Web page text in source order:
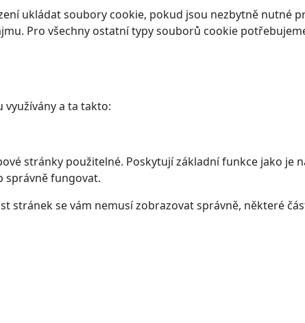
ukládat soubory cookie, pokud jsou nezbytně nutné
Pro všechny ostatní typy souborů cookie
využívány a ta takto:
stránky použitelné. Poskytují základní funkce jako je
správně fungovat.
stránek se vám nemusí zobrazovat správně, některé